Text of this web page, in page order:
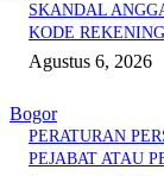
SKANDAL
KODE
Agustus 6, 2026
Bogor
PERATURAN
PEJABAT ATAU